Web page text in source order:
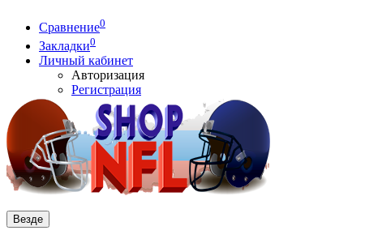
Сравнение0
Закладки0
Личный кабинет
Авторизация
Регистрация
Везде